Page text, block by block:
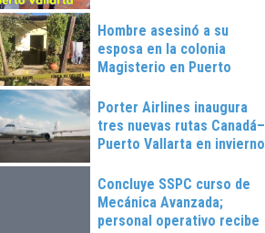
Hombre asesinó a su
esposa en la colonia
Magisterio en Puerto
Porter Airlines inaugura
tres nuevas rutas Canadá–
Puerto Vallarta en invierno
Concluye SSPC curso de
Mecánica Avanzada;
personal operativo recibe